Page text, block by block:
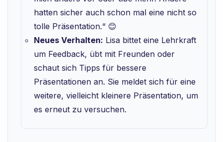
hatten sicher auch schon mal eine nicht so
tolle Präsentation.“ 😊
Neues Verhalten: Lisa bittet eine Lehrkraft
um Feedback, übt mit Freunden oder
schaut sich Tipps für bessere
Präsentationen an. Sie meldet sich für eine
weitere, vielleicht kleinere Präsentation, um
es erneut zu versuchen.